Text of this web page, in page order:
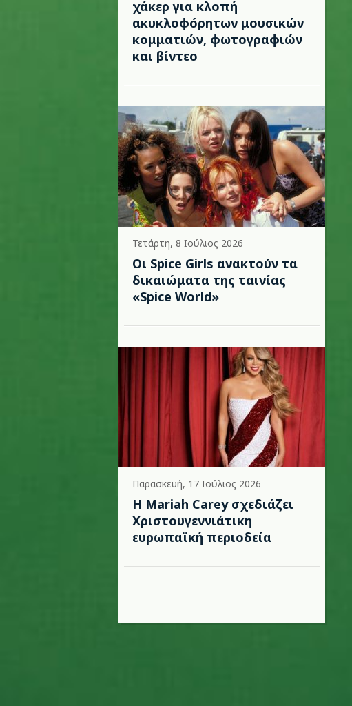
χάκερ για κλοπή
ακυκλοφόρητων μουσικών
κομματιών, φωτογραφιών
και βίντεο
Τετάρτη, 8 Ιούλιος 2026
Οι Spice Girls ανακτούν τα
δικαιώματα της ταινίας
«Spice World»
Παρασκευή, 17 Ιούλιος 2026
Η Mariah Carey σχεδιάζει
Χριστουγεννιάτικη
ευρωπαϊκή περιοδεία